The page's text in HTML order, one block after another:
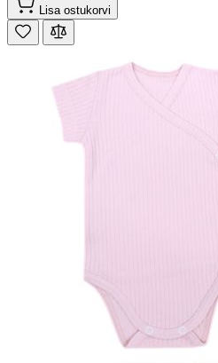
Lisa ostukorvi